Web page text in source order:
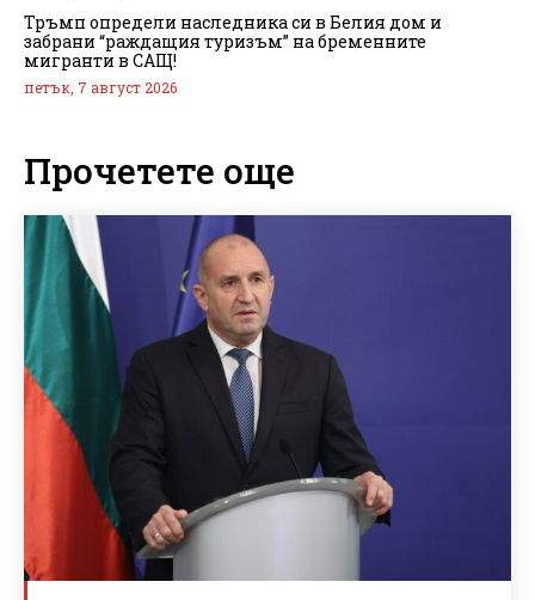
Тръмп определи наследника си в Белия дом и
забрани “раждащия туризъм” на бременните
мигранти в САЩ!
петък, 7 август 2026
Прочетете още